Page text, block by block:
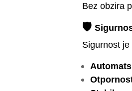
Bez obzira
🛡️
Sigurnost